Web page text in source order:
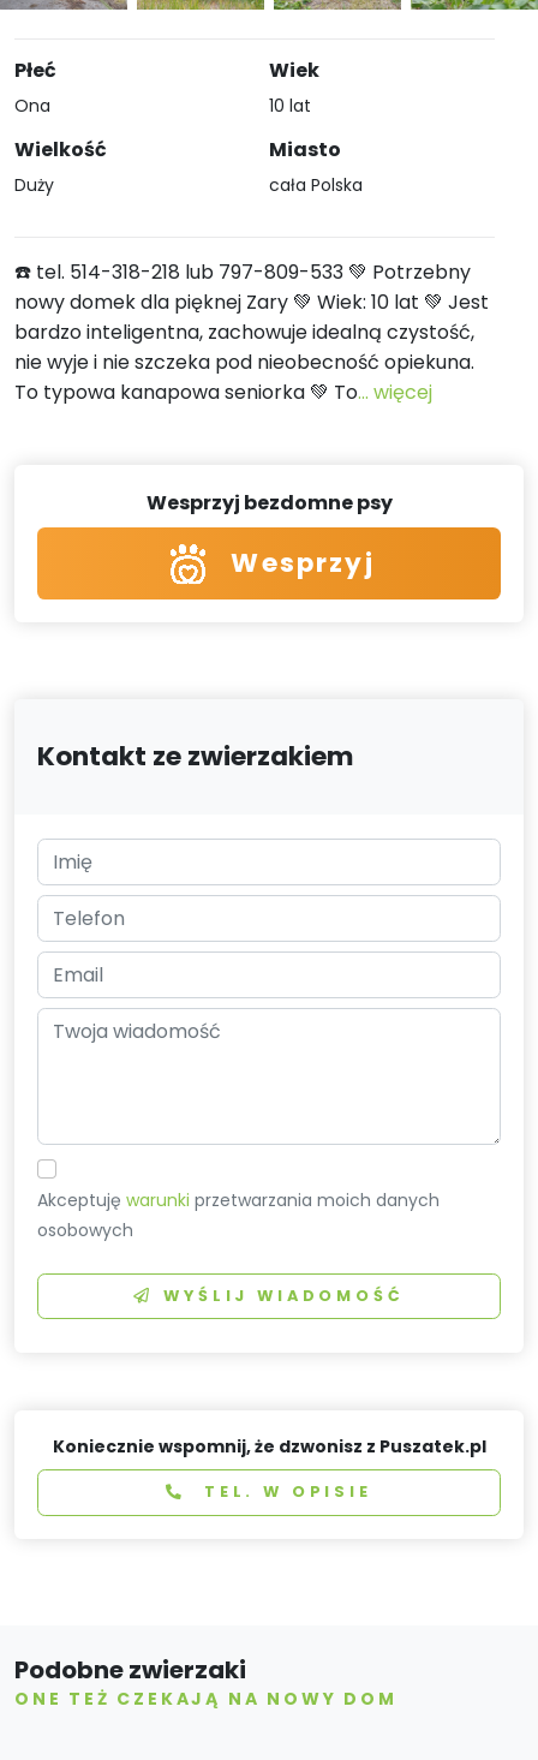
Płeć
Ona
Wielkość
Duży
Wiek
10 lat
Miasto
cała Polska
☎️ tel. 514-318-218 lub 797-809-533 💚 Potrzebny
nowy domek dla pięknej Zary 💚 Wiek: 10 lat 💚 Jest
bardzo inteligentna, zachowuje idealną czystość,
nie wyje i nie szczeka pod nieobecność opiekuna.
To typowa kanapowa seniorka 💚 To... więcej
Wesprzyj bezdomne psy
Wesprzyj
Kontakt ze zwierzakiem
Akceptujęwarunki przetwarzania moich danych
osobowych
WYŚLIJ WIADOMOŚĆ
Koniecznie wspomnij, że dzwonisz z Puszatek.pl
TEL. W OPISIE
Podobne zwierzaki
ONE TEŻ CZEKAJĄ NA NOWY DOM